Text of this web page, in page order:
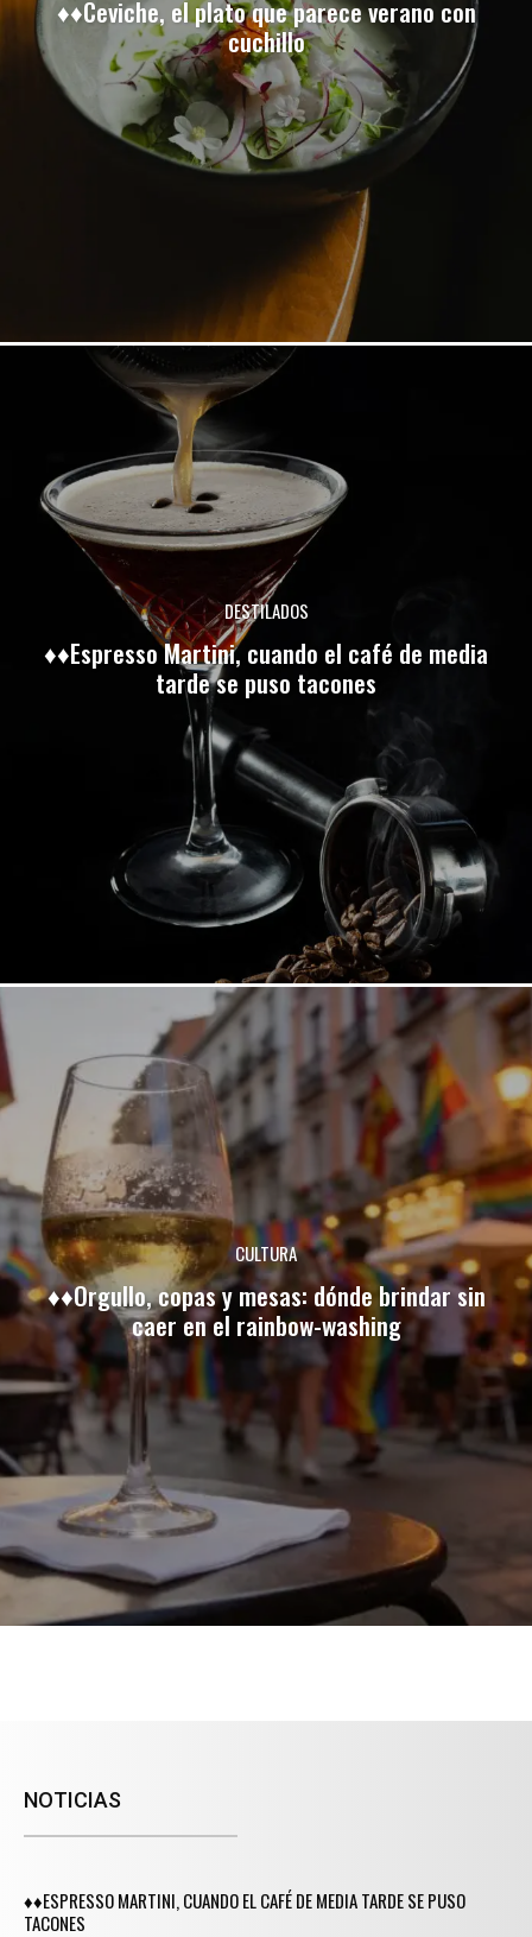
♦♦Ceviche, el plato que parece verano con
cuchillo
DESTILADOS
♦♦Espresso Martini, cuando el café de media
tarde se puso tacones
CULTURA
♦♦Orgullo, copas y mesas: dónde brindar sin
caer en el rainbow-washing
NOTICIAS
♦♦ESPRESSO MARTINI, CUANDO EL CAFÉ DE MEDIA TARDE SE PUSO
TACONES